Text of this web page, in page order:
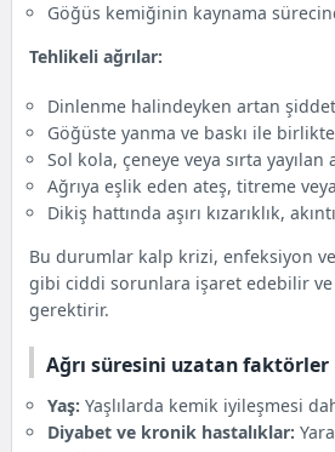
Göğüs kemiğinin kaynama
Tehlikeli ağrılar:
Dinlenme halindeyken artan
Göğüste yanma ve baskı ile
Sol kola, çeneye veya sırta yayılan
Ağrıya eşlik eden ateş, titreme
Dikiş hattında aşırı kızarıklık,
Bu durumlar kalp krizi, enfeksiyon
gibi ciddi sorunlara işaret edebilir
gerektirir.
Ağrı süresini uzatan faktörler
Yaş: Yaşlılarda kemik iyileşmesi
Diyabet ve kronik hastalıklar: